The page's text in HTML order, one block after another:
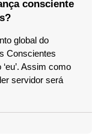
consciente
global do
Conscientes
Assim como
servidor será